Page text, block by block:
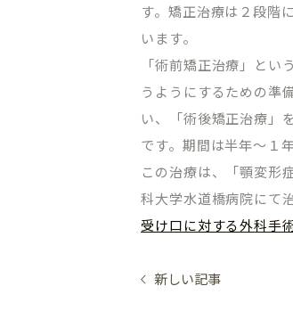
す。矯正治療は２段階
います。
「術前矯正治療」と
うようにするための準
い、「術後矯正治療」
です。期間は半年～１
この治療は、「顎変形
科大学水道橋病院にて
受け口に対する外科手
新しい記事